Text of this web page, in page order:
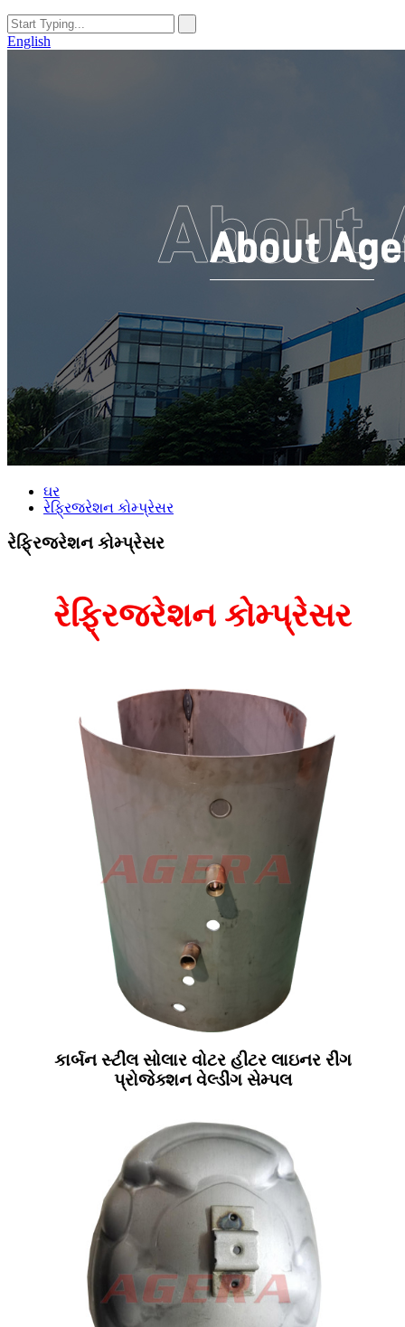
English
ઘર
રેફ્રિજરેશન કોમ્પ્રેસર
રેફ્રિજરેશન કોમ્પ્રેસર
રેફ્રિજરેશન કોમ્પ્રેસર
કાર્બન સ્ટીલ સોલાર વોટર હીટર લાઇનર રીંગ
પ્રોજેક્શન વેલ્ડીંગ સેમ્પલ